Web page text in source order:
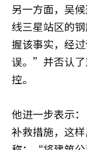
另一方面，吴
线三星站区的
握该事实，经
误。”并否认了
控。
他进一步表示
补救措施，这